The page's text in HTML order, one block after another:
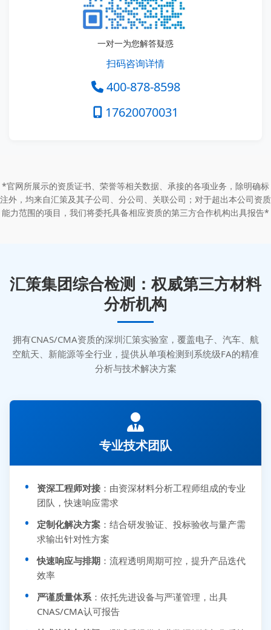
一对一为您解答疑惑
扫码咨询详情
400-878-8598
17620070031
*官网所展示的资质证书、荣誉等相关数据、承接的各项业务，除明确标
注外，均来自汇策及其子公司、分公司、关联公司；对于超出本公司资质
能力范围的项目，我们将委托具备相应资质的第三方合作机构出具报告*
汇策集团综合检测：权威第三方材料
分析机构
拥有CNAS/CMA资质的深圳汇策实验室，覆盖电子、汽车、航
空航天、新能源等全行业，提供从单项检测到系统级FA的精准
分析与技术解决方案
专业技术团队
资深工程师对接 ：由资深材料分析工程师组成的专业
团队，快速响应需求
定制化解决方案 ：结合研发验证、投标验收与量产需
求输出针对性方案
快速响应与排期 ：流程透明周期可控，提升产品迭代
效率
严谨质量体系 ：依托先进设备与严谨管理，出具
CNAS/CMA认可报告